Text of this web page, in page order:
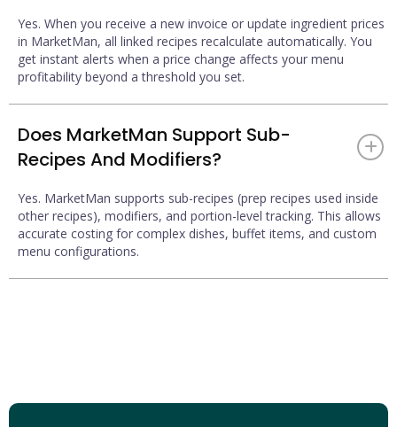
Yes. When you receive a new invoice or update ingredient prices
in MarketMan, all linked recipes recalculate automatically. You
get instant alerts when a price change affects your menu
profitability beyond a threshold you set.
Does MarketMan Support Sub-
Recipes And Modifiers?
+
Yes. MarketMan supports sub-recipes (prep recipes used inside
other recipes), modifiers, and portion-level tracking. This allows
accurate costing for complex dishes, buffet items, and custom
menu configurations.